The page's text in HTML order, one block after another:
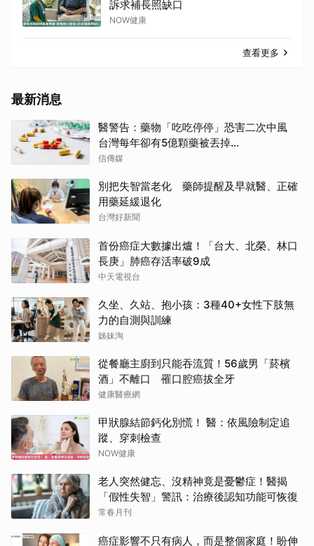
訴求補長照缺口
NOW健康
查看更多
最新消息
醫警告：藥物「吃吃停停」恐害二次中風
台灣每年卻有5億顆藥被丟掉...
信傳媒
別把失智當老化 藥師提醒及早就醫、正確
用藥延緩退化
台灣好新聞
首份癌症大數據出爐！「台大、北榮、林口
長庚」肺癌存活率破9成
中天電視台
久坐、久站、抱小孩：3種40+女性下肢無
力的自測與訓練
姊妹淘
從餐廳主廚到只能吞流質！56歲男「菸檳
酒」不離口 罹口腔癌拔全牙
健康醫療網
甲狀腺結節鈣化別慌！ 醫：依風險制定追
蹤、穿刺檢查
NOW健康
老人突然健忘、沒精神竟是憂鬱症！醫揭
「假性失智」警訊：治療後認知功能可恢復
常春月刊
癌症影響不只有病人，而是整個家庭！盼伸